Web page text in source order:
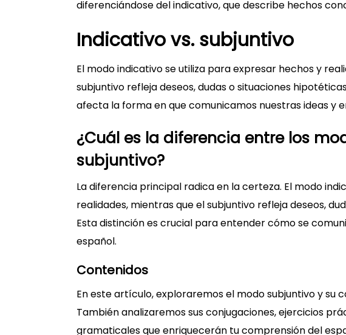
diferenciándose del indicativo, que describe hechos
Indicativo vs. subjuntivo
El modo indicativo se utiliza para expresar hechos y
subjuntivo refleja deseos, dudas o situaciones
afecta la forma en que comunicamos nuestras ideas y
¿Cuál es la diferencia entre los
subjuntivo?
La diferencia principal radica en la certeza. El modo
realidades, mientras que el subjuntivo refleja deseos,
Esta distinción es crucial para entender cómo se
español.
Contenidos
En este artículo, exploraremos el modo subjuntivo y su
También analizaremos sus conjugaciones, ejercicios
gramaticales que enriquecerán tu comprensión del